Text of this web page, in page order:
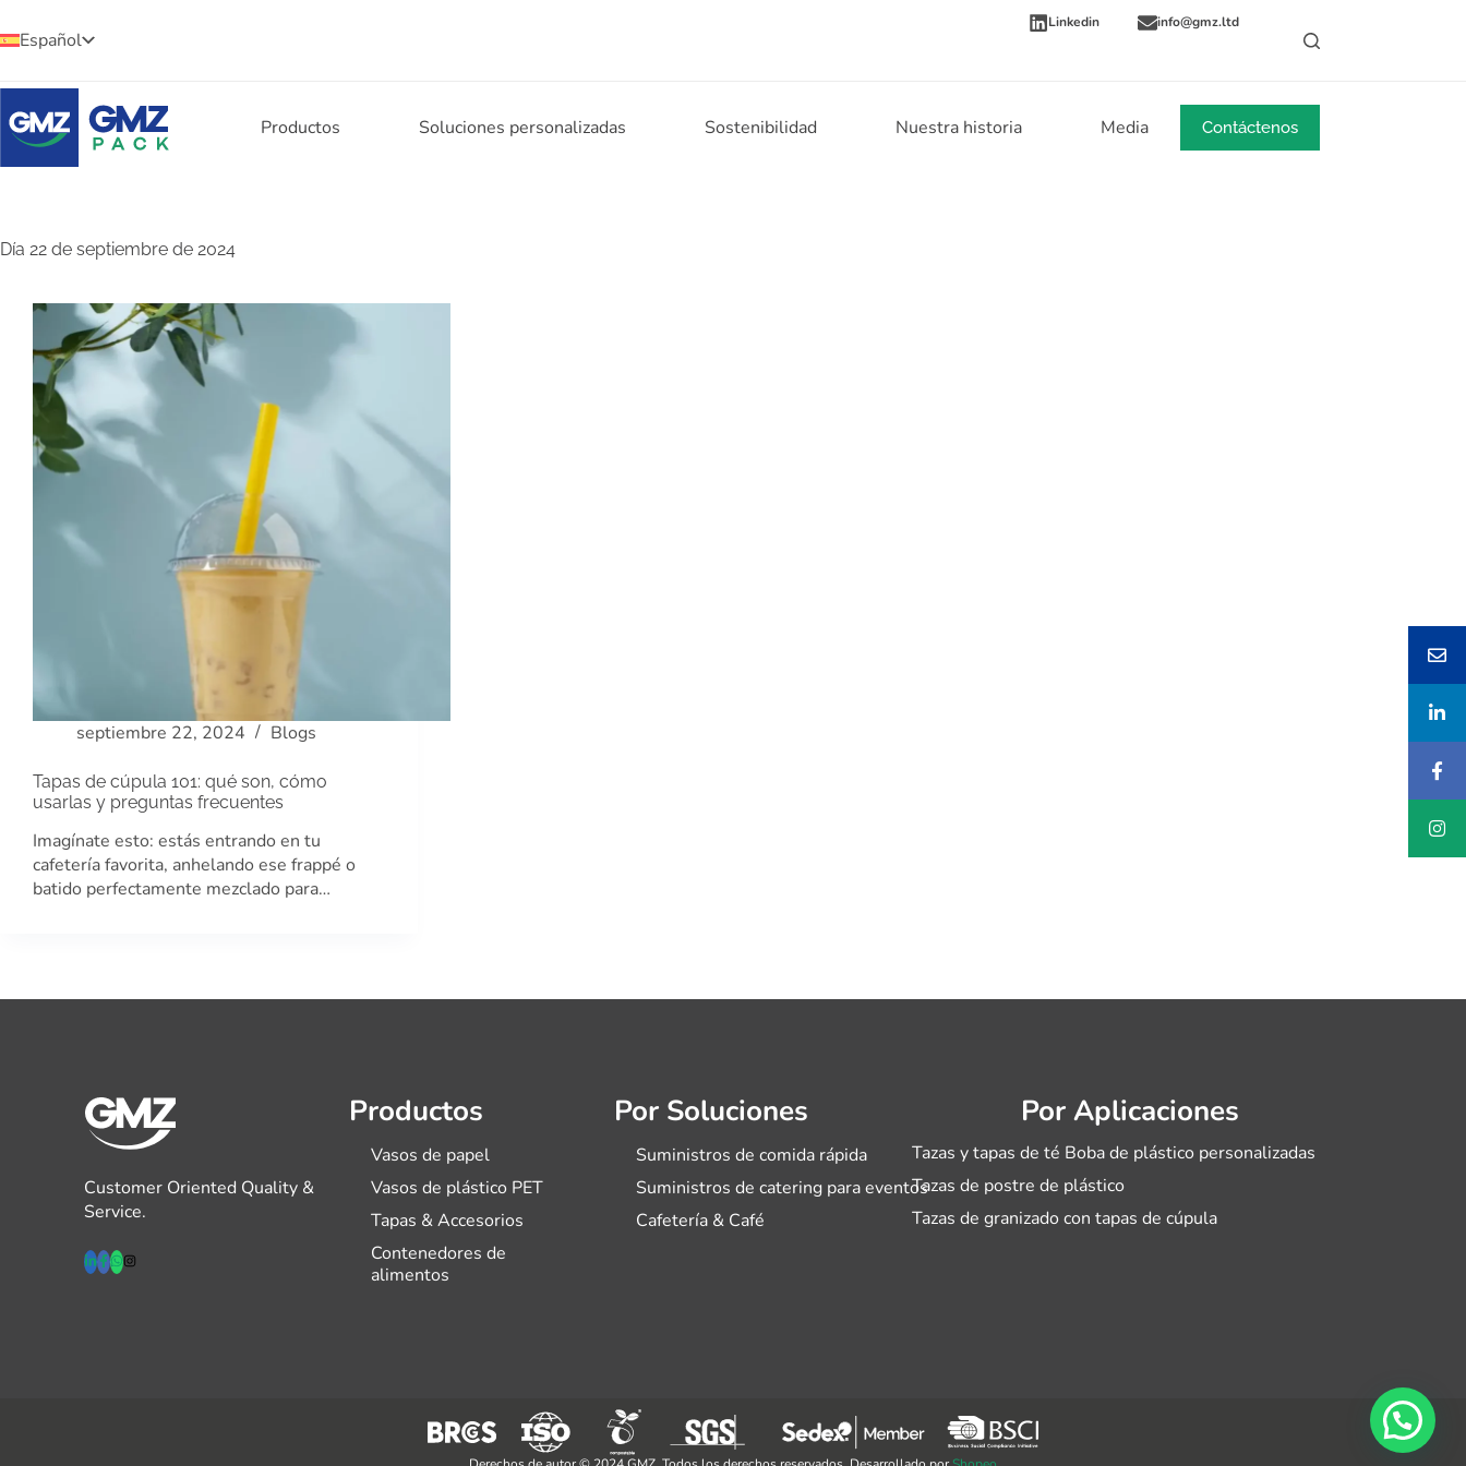
Español
Linkedin info@gmz.ltd
Productos Soluciones personalizadas Sostenibilidad Nuestra historia Media Noticias
Contáctenos
Día 22 de septiembre de 2024
septiembre 22, 2024 Blogs
Tapas de cúpula 101: qué son, cómo
usarlas y preguntas frecuentes
Imagínate esto: estás entrando en tu
cafetería favorita, anhelando ese frappé o
batido perfectamente mezclado para…
Customer Oriented Quality &
Service.
Productos
Vasos de papel
Vasos de plástico PET
Tapas & Accesorios
Contenedores de
alimentos
Por Soluciones
Suministros de comida rápida
Suministros de catering para eventos
Cafetería & Café
Por Aplicaciones
Tazas y tapas de té Boba de plástico personalizadas
Tazas de postre de plástico
Tazas de granizado con tapas de cúpula